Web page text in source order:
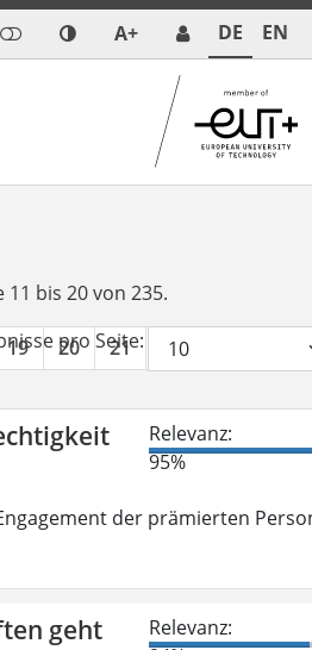
A+ DE EN
11 bis 20 von 235.
19 20 21 22
pro Seite:
Relevanz:
95%
der prämierten
geht
Relevanz: